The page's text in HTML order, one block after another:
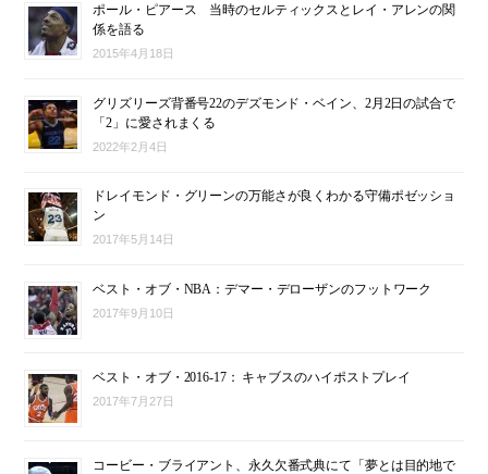
ポール・ピアース 当時のセルティックスとレイ・アレンの関
係を語る
2015年4月18日
グリズリーズ背番号22のデズモンド・ベイン、2月2日の試合で
「2」に愛されまくる
2022年2月4日
ドレイモンド・グリーンの万能さが良くわかる守備ポゼッショ
ン
2017年5月14日
ベスト・オブ・NBA：デマー・デローザンのフットワーク
2017年9月10日
ベスト・オブ・2016-17： キャブスのハイポストプレイ
2017年7月27日
コービー・ブライアント、永久欠番式典にて「夢とは目的地で